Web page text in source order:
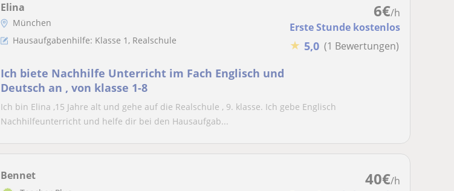
6€/h
Erste Stunde kostenlos
★ 5,0 (1 Bewertungen)
Elina
München
Hausaufgabenhilfe: Klasse 1, Realschule
Ich biete Nachhilfe Unterricht im Fach Englisch und
Deutsch an , von klasse 1-8
Ich bin Elina ,15 Jahre alt und gehe auf die Realschule , 9. klasse. Ich gebe Englisch
Nachhilfeunterricht und helfe dir bei den Hausaufgab...
40€/h
Bennet